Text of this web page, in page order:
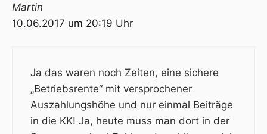
Martin
10.06.2017 um 20:19 Uhr
Ja das waren noch Zeiten, eine sichere
„Betriebsrente“ mit versprochener
Auszahlungshöhe und nur einmal Beiträge
in die KK! Ja, heute muss man dort in der